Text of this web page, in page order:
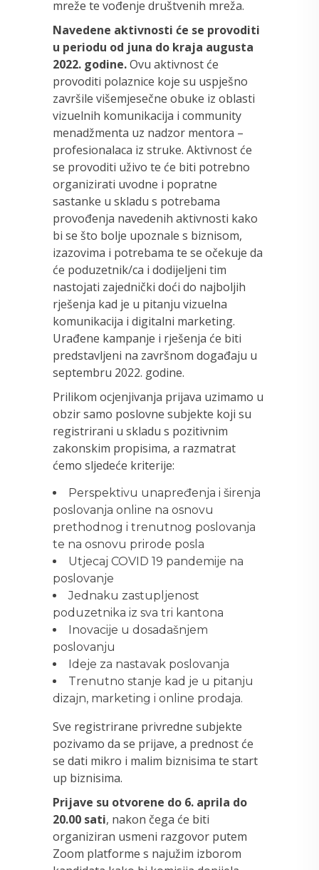
mreže te vođenje društvenih mreža.
Navedene aktivnosti će se provoditi
u periodu od juna do kraja augusta
2022. godine.Ovu aktivnost će
provoditi polaznice koje su uspješno
završile višemjesečne obuke iz oblasti
vizuelnih komunikacija i community
menadžmenta uz nadzor mentora –
profesionalaca iz struke. Aktivnost će
se provoditi uživo te će biti potrebno
organizirati uvodne i popratne
sastanke u skladu s potrebama
provođenja navedenih aktivnosti kako
bi se što bolje upoznale s biznisom,
izazovima i potrebama te se očekuje da
će poduzetnik/ca i dodijeljeni tim
nastojati zajednički doći do najboljih
rješenja kad je u pitanju vizuelna
komunikacija i digitalni marketing.
Urađene kampanje i rješenja će biti
predstavljeni na završnom događaju u
septembru 2022. godine.
Prilikom ocjenjivanja prijava uzimamo u
obzir samo poslovne subjekte koji su
registrirani u skladu s pozitivnim
zakonskim propisima, a razmatrat
ćemo sljedeće kriterije:
Perspektivu unapređenja i širenja
poslovanja online na osnovu
prethodnog i trenutnog poslovanja
te na osnovu prirode posla
Utjecaj COVID 19 pandemije na
poslovanje
Jednaku zastupljenost
poduzetnika iz sva tri kantona
Inovacije u dosadašnjem
poslovanju
Ideje za nastavak poslovanja
Trenutno stanje kad je u pitanju
dizajn, marketing i online prodaja.
Sve registrirane privredne subjekte
pozivamo da se prijave, a prednost će
se dati mikro i malim biznisima te start
up biznisima.
Prijave su otvorene do 6. aprila do
20.00 sati, nakon čega će biti
organiziran usmeni razgovor putem
Zoom platforme s najužim izborom